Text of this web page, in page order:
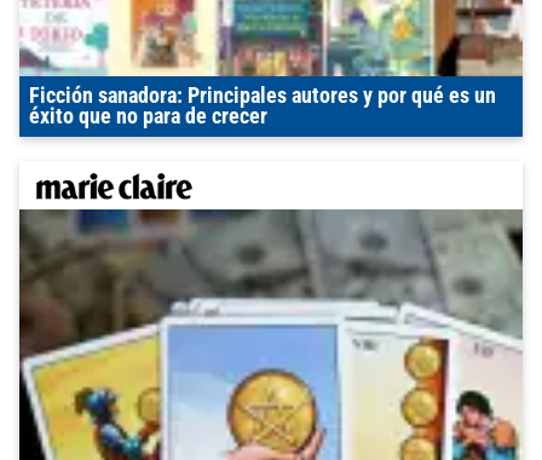
Ficción sanadora: Principales autores y por qué es un
éxito que no para de crecer